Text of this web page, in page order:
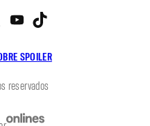
SPOILER
X YouTube
reservados